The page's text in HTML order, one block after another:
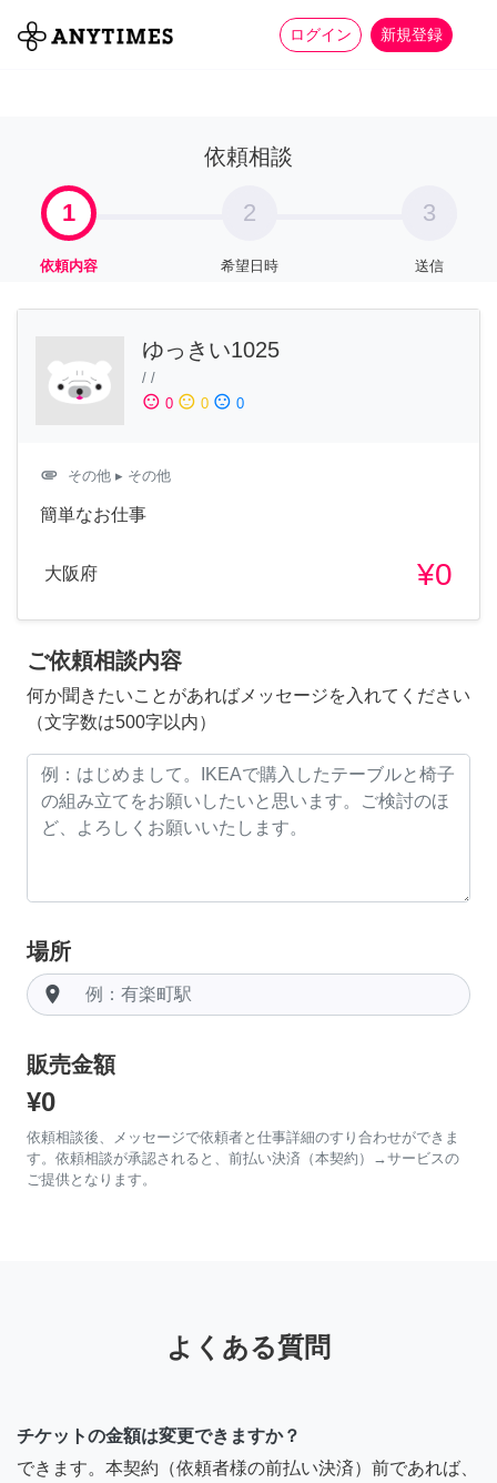
ログイン 新規登録
全て 家事 more_horiz
依頼相談
1
依頼内容
2
希望日時
3
送信
ゆっきい1025
/ /
sentiment_satisfied 0 sentiment_neutral 0 sentiment_dissatisfied 0
attachment その他 ▸ その他
簡単なお仕事
大阪府 ¥0
ご依頼相談内容
何か聞きたいことがあればメッセージを入れてください
（文字数は500字以内）
場所
room
販売金額
¥0
依頼相談後、メッセージで依頼者と仕事詳細のすり合わせができま
す。依頼相談が承認されると、前払い決済（本契約）→サービスの
ご提供となります。
よくある質問
チケットの金額は変更できますか？
できます。本契約（依頼者様の前払い決済）前であれば、